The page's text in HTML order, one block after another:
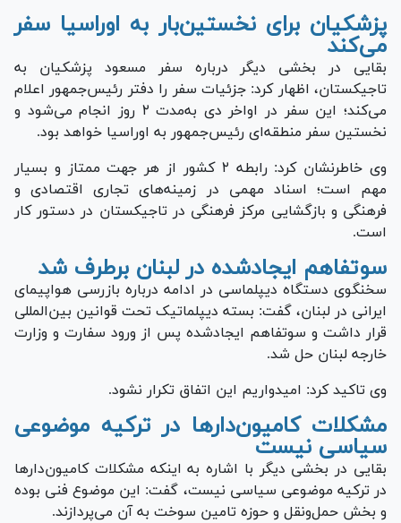
پزشکیان برای نخستین‌بار به اوراسیا سفر
می‌کند
بقایی در بخشی دیگر درباره سفر مسعود پزشکیان به
تاجیکستان، اظهار کرد: جزئیات سفر را دفتر رئیس‌جمهور اعلام
می‌کند؛ این سفر در اواخر دی به‌مدت ۲ روز انجام می‌شود و
نخستین سفر منطقه‌ای رئیس‌جمهور به اوراسیا خواهد بود.
وی خاطرنشان کرد: رابطه ۲ کشور از هر جهت ممتاز و بسیار
مهم است؛ اسناد مهمی در زمینه‌های تجاری اقتصادی و
فرهنگی و بازگشایی مرکز فرهنگی در تاجیکستان در دستور کار
است.
سوتفاهم ایجادشده در لبنان برطرف شد
سخنگوی دستگاه دیپلماسی در ادامه درباره بازرسی هواپیمای
ایرانی در لبنان، گفت: بسته دیپلماتیک تحت قوانین بین‌المللی
قرار داشت و سوتفاهم ایجادشده پس از ورود سفارت و وزارت
خارجه لبنان حل شد.
وی تاکید کرد: امیدواریم این اتفاق تکرار نشود.
مشکلات کامیون‌دار‌ها در ترکیه موضوعی
سیاسی نیست
بقایی در بخشی دیگر با اشاره به اینکه مشکلات کامیون‌دار‌ها
در ترکیه موضوعی سیاسی نیست، گفت: این موضوع فنی بوده
و بخش حمل‌ونقل و حوزه تامین سوخت به آن می‌پردازند.